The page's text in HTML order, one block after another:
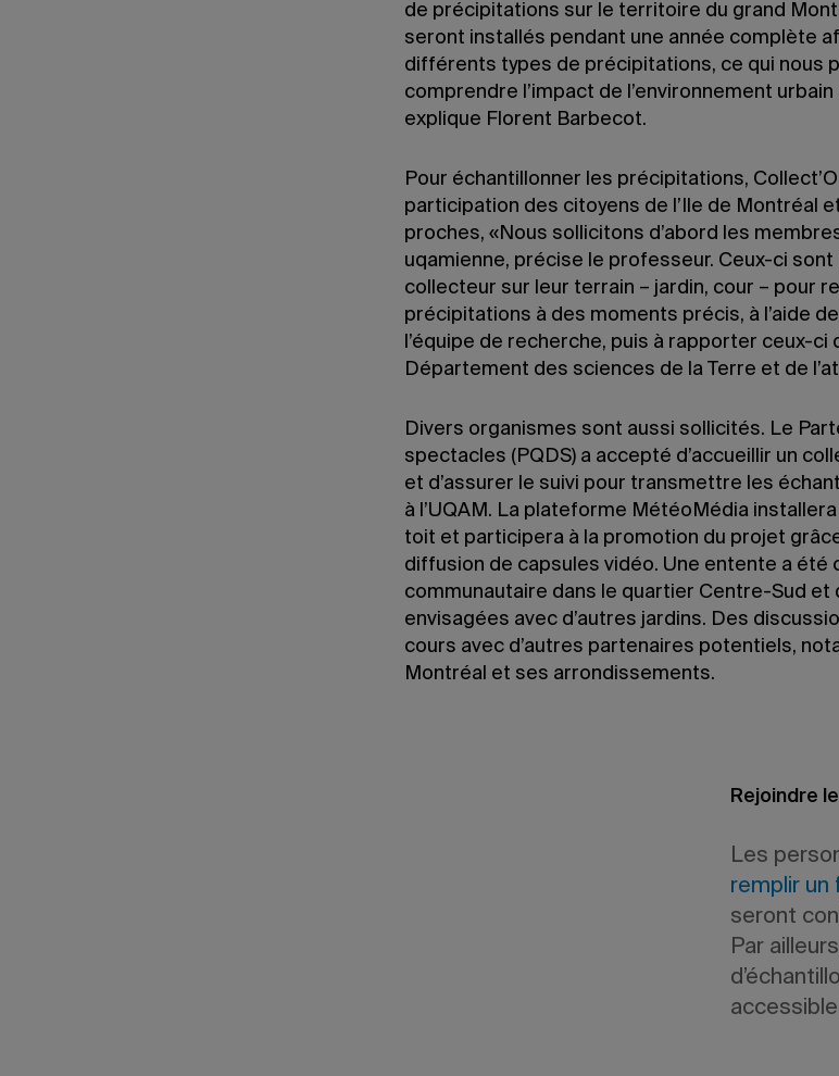
de précipitations sur le territoire du grand
seront installés pendant une année complète
différents types de précipitations, ce qui nous
comprendre l’impact de l’environnement
explique Florent Barbecot.
Pour échantillonner les précipitations,
participation des citoyens de l’Ile de Montréal
proches, «Nous sollicitons d’abord les
uqamienne, précise le professeur. Ceux-ci sont
collecteur sur leur terrain – jardin, cour – pour
précipitations à des moments précis, à l’aide
l’équipe de recherche, puis à rapporter ceux-ci
Département des sciences de la Terre et de
Divers organismes sont aussi sollicités. Le
spectacles (PQDS) a accepté d’accueillir un
et d’assurer le suivi pour transmettre les
à l’UQAM. La plateforme MétéoMédia
toit et participera à la promotion du projet
diffusion de capsules vidéo. Une entente a été
communautaire dans le quartier Centre-Sud
envisagées avec d’autres jardins. Des
cours avec d’autres partenaires potentiels,
Montréal et ses arrondissements.
Rejoindre
Les
remplir un
seront
Par